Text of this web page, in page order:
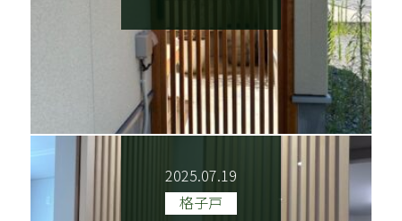
2025.07.19
格子戸